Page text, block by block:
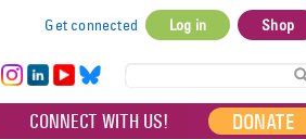
account
menu
Get connected Log in Shop
Ins
ta
Lin
ke
dI
Yo
uT
ub
Bl
ue
sky
CONNECT WITH US! DONATE